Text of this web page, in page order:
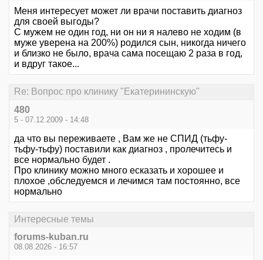
Меня интересует может ли врачи поставить диагноз
для своей выгоды?
С мужем не один год, ни он ни я налево не ходим (в
муже уверена на 200%) родился сын, никогда ничего
и близко не было, врача сама посещаю 2 раза в год,
и вдруг такое...
Re: Вопрос про клинику "Екатерининскую"
480
5 - 07.12.2009 - 14:48
да что вы переживаете , Вам же не СПИД (тьфу-
тьфу-тьфу) поставили как диагноз , пролечитесь и
все нормально будет .
Про клинику можно много есказать и хорошее и
плохое ,обследуемся и лечимся там постоянно, все
нормально
Интересные темы
forums-kuban.ru
08.08.2026 - 16:57